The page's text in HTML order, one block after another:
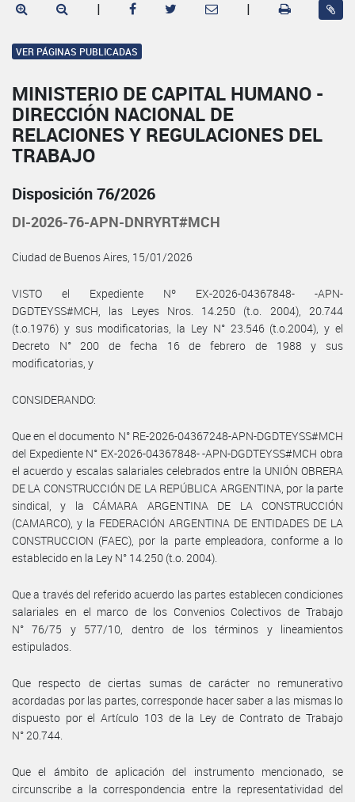
| |
VER PÁGINAS PUBLICADAS
MINISTERIO DE CAPITAL HUMANO -
DIRECCIÓN NACIONAL DE
RELACIONES Y REGULACIONES DEL
TRABAJO
Disposición 76/2026
DI-2026-76-APN-DNRYRT#MCH
Ciudad de Buenos Aires, 15/01/2026
VISTO el Expediente Nº EX-2026-04367848- -APN-
DGDTEYSS#MCH, las Leyes Nros. 14.250 (t.o. 2004), 20.744
(t.o.1976) y sus modificatorias, la Ley N° 23.546 (t.o.2004), y el
Decreto N° 200 de fecha 16 de febrero de 1988 y sus
modificatorias, y
CONSIDERANDO:
Que en el documento N° RE-2026-04367248-APN-DGDTEYSS#MCH
del Expediente N° EX-2026-04367848- -APN-DGDTEYSS#MCH obra
el acuerdo y escalas salariales celebrados entre la UNIÓN OBRERA
DE LA CONSTRUCCIÓN DE LA REPÚBLICA ARGENTINA, por la parte
sindical, y la CÁMARA ARGENTINA DE LA CONSTRUCCIÓN
(CAMARCO), y la FEDERACIÓN ARGENTINA DE ENTIDADES DE LA
CONSTRUCCION (FAEC), por la parte empleadora, conforme a lo
establecido en la Ley N° 14.250 (t.o. 2004).
Que a través del referido acuerdo las partes establecen condiciones
salariales en el marco de los Convenios Colectivos de Trabajo
N° 76/75 y 577/10, dentro de los términos y lineamientos
estipulados.
Que respecto de ciertas sumas de carácter no remunerativo
acordadas por las partes, corresponde hacer saber a las mismas lo
dispuesto por el Artículo 103 de la Ley de Contrato de Trabajo
N° 20.744.
Que el ámbito de aplicación del instrumento mencionado, se
circunscribe a la correspondencia entre la representatividad del